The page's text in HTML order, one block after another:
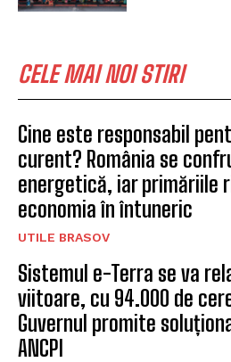
CELE MAI NOI STIRI
Cine este responsabil
curent? România se
energetică, iar primăriile
economia în întuneric
UTILE BRASOV
Sistemul e-Terra se va
viitoare, cu 94.000 de
Guvernul promite
ANCPI